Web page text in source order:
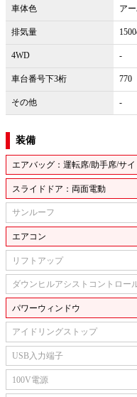
車体色 ア
排気量
4WD -
車台番号下3桁 770
その他 -
装備
エアバッグ：運転席/助手席/サイ
スライドドア：両面電動
サンルーフ
エアコン
リフトアップ
ダウンヒルアシストコントロー
パワーウィンドウ
アイドリングストップ
USB入力端子
100V電源